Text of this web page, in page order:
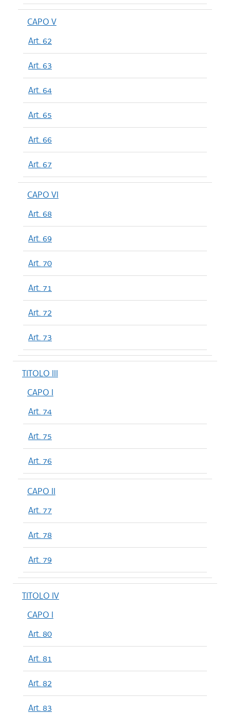
CAPO V
Art. 62
Art. 63
Art. 64
Art. 65
Art. 66
Art. 67
CAPO VI
Art. 68
Art. 69
Art. 70
Art. 71
Art. 72
Art. 73
TITOLO III
CAPO I
Art. 74
Art. 75
Art. 76
CAPO II
Art. 77
Art. 78
Art. 79
TITOLO IV
CAPO I
Art. 80
Art. 81
Art. 82
Art. 83